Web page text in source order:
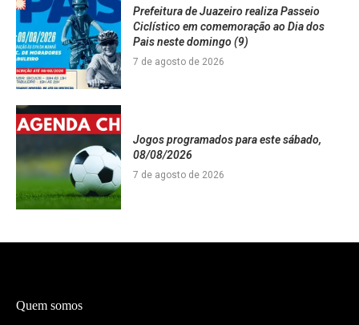
Prefeitura de Juazeiro realiza Passeio
Ciclístico em comemoração ao Dia dos
Pais neste domingo (9)
7 de agosto de 2026
Jogos programados para este sábado,
08/08/2026
7 de agosto de 2026
Quem somos